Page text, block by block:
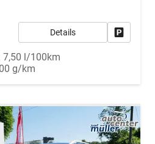
Details
7,50 l/100km
g/km